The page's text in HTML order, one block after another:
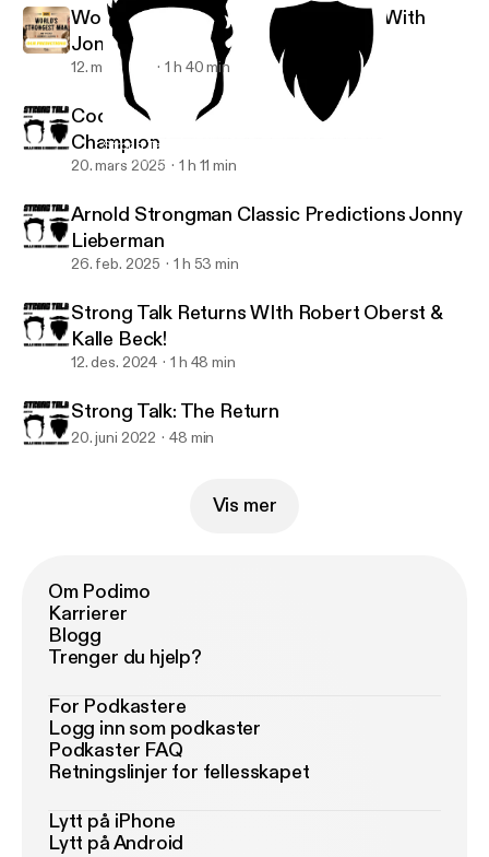
Strong Talk: The Return
The Strong Talk Podcast
Worlds Strongest Man Predictions With
Jonny Lieberman
12. mai 2025 1 h 40 min
Cody Abell: 80kg Arnold Strongman
Champion
20. mars 2025 1 h 11 min
Arnold Strongman Classic Predictions Jonny
Lieberman
26. feb. 2025 1 h 53 min
Strong Talk Returns WIth Robert Oberst &
Kalle Beck!
12. des. 2024 1 h 48 min
Strong Talk: The Return
20. juni 2022 48 min
Vis mer
Om Podimo
Karrierer
Blogg
Trenger du hjelp?
For Podkastere
Logg inn som podkaster
Podkaster FAQ
Retningslinjer for fellesskapet
Lytt på iPhone
Lytt på Android